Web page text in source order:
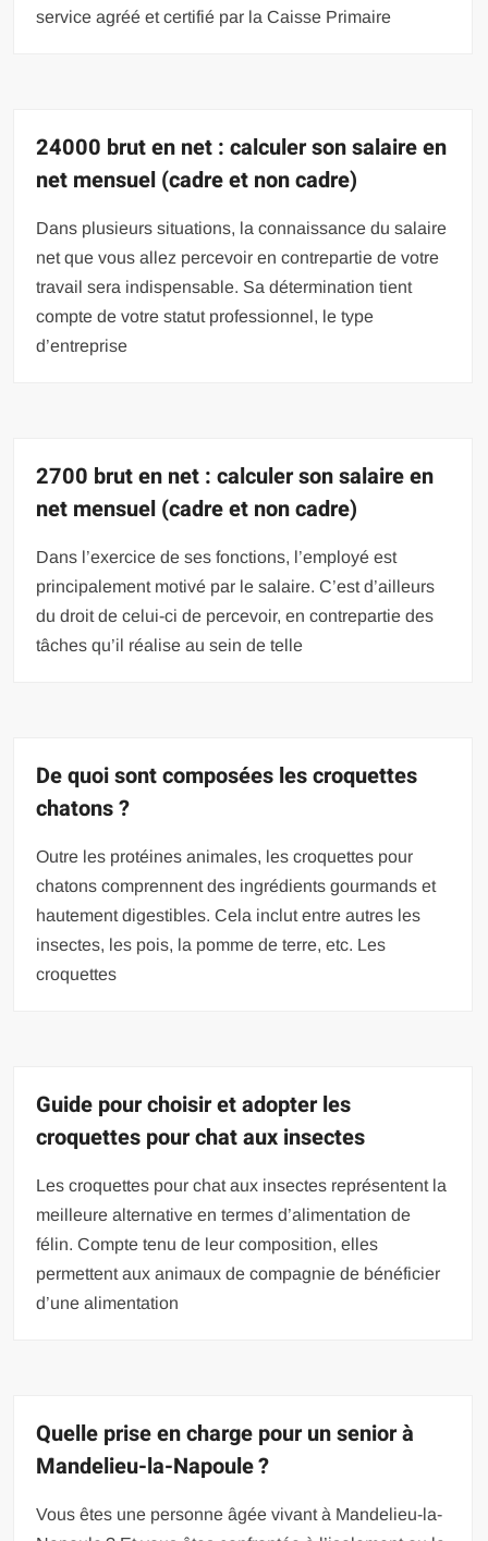
service agréé et certifié par la Caisse Primaire
24000 brut en net : calculer son salaire en
net mensuel (cadre et non cadre)
Dans plusieurs situations, la connaissance du salaire
net que vous allez percevoir en contrepartie de votre
travail sera indispensable. Sa détermination tient
compte de votre statut professionnel, le type
d’entreprise
2700 brut en net : calculer son salaire en
net mensuel (cadre et non cadre)
Dans l’exercice de ses fonctions, l’employé est
principalement motivé par le salaire. C’est d’ailleurs
du droit de celui-ci de percevoir, en contrepartie des
tâches qu’il réalise au sein de telle
De quoi sont composées les croquettes
chatons ?
Outre les protéines animales, les croquettes pour
chatons comprennent des ingrédients gourmands et
hautement digestibles. Cela inclut entre autres les
insectes, les pois, la pomme de terre, etc. Les
croquettes
Guide pour choisir et adopter les
croquettes pour chat aux insectes
Les croquettes pour chat aux insectes représentent la
meilleure alternative en termes d’alimentation de
félin. Compte tenu de leur composition, elles
permettent aux animaux de compagnie de bénéficier
d’une alimentation
Quelle prise en charge pour un senior à
Mandelieu-la-Napoule ?
Vous êtes une personne âgée vivant à Mandelieu-la-